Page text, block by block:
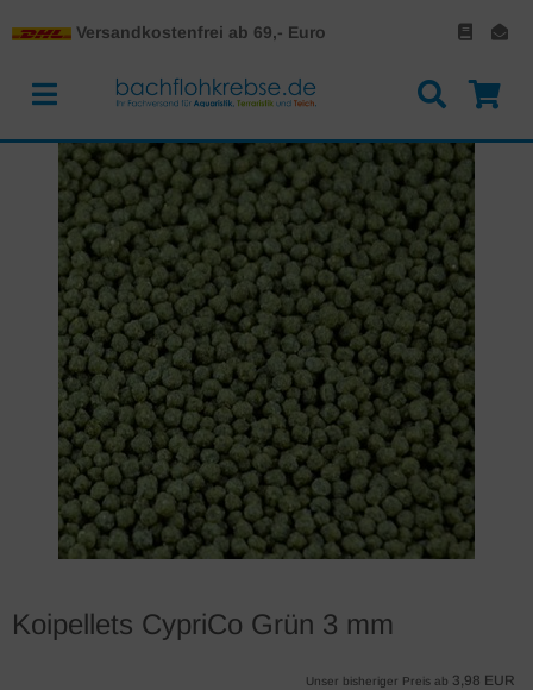
Versandkostenfrei ab 69,- Euro
Koipellets CypriCo Grün 3 mm
Unser bisheriger Preis ab 3,98 EUR